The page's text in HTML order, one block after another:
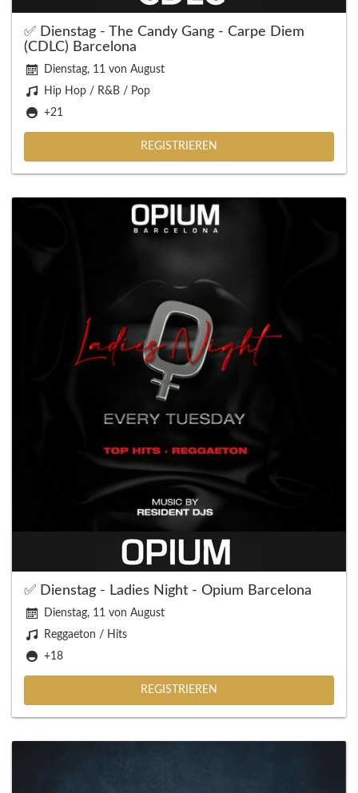
✅ Dienstag - The Candy Gang - Carpe Diem
(CDLC) Barcelona
Dienstag, 11 von August
Hip Hop / R&B / Pop
+21
REGISTRIEREN
✅ Dienstag - Ladies Night - Opium Barcelona
Dienstag, 11 von August
Reggaeton / Hits
+18
REGISTRIEREN